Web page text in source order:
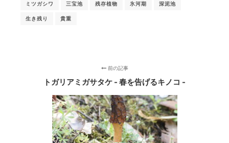
ミツガシワ 三宝池 残存植物 氷河期 深泥池
生き残り 貴重
前の記事
トガリアミガサタケ - 春を告げるキノコ -